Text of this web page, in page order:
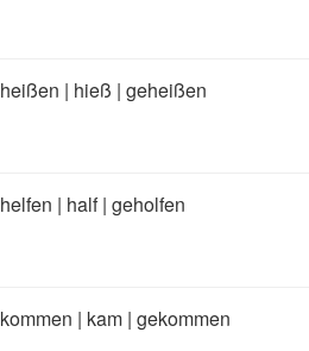
heißen | hieß | geheißen
helfen | half | geholfen
kommen | kam | gekommen